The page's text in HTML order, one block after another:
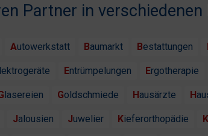
Partner in verschiedenen
Autowerkstatt Baumarkt Bestattungen
Entrümpelungen Ergotherapie
Glasereien Goldschmiede Hausärzte
Jalousien Juwelier Kieferorthopädie